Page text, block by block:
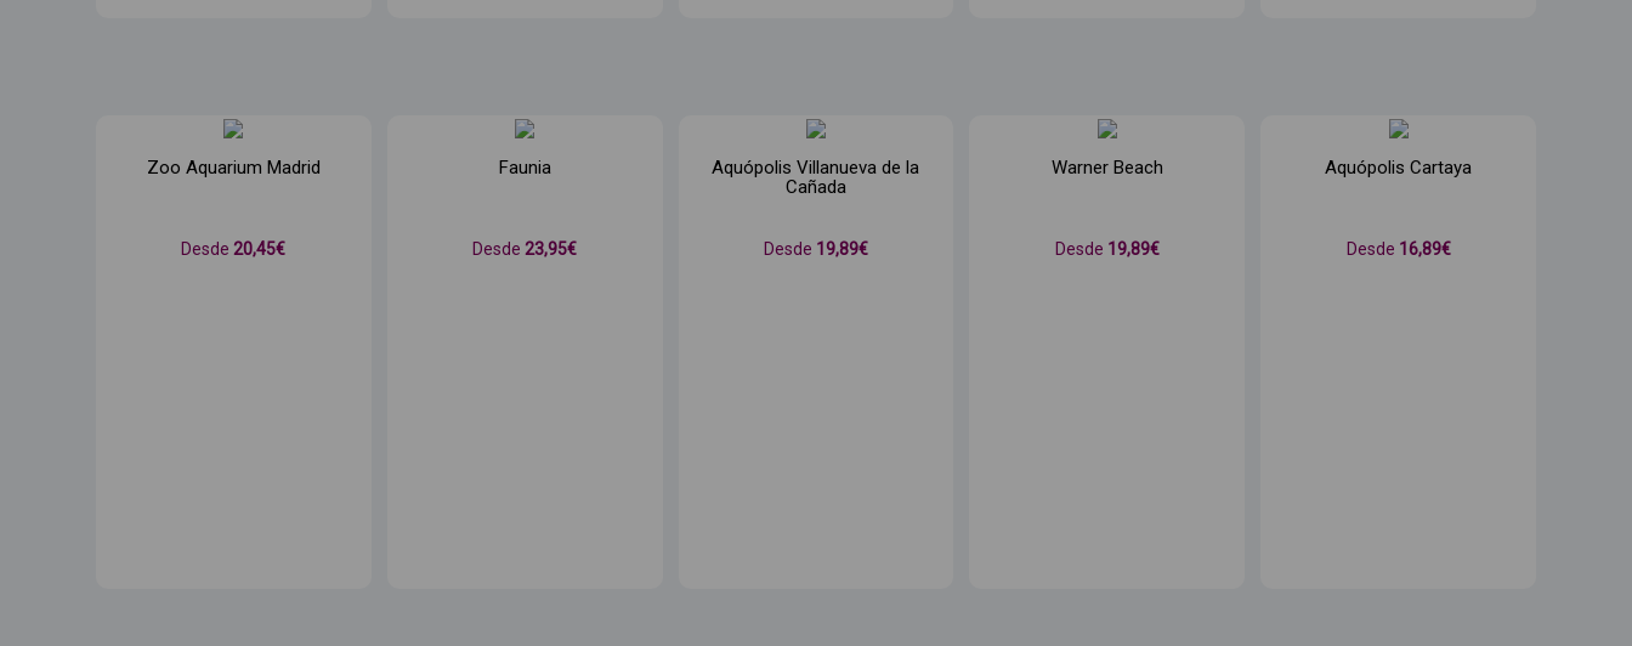
Zoo Aquarium Madrid
Desde 20,45€
Faunia
Desde 23,95€
Aquópolis Villanueva de la
Cañada
Desde 19,89€
Warner Beach
Desde 19,89€
Aquópolis Cartaya
Desde 16,89€